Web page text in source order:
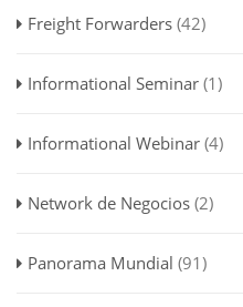
Freight Forwarders (42)
Informational Seminar (1)
Informational Webinar (4)
Network de Negocios (2)
Panorama Mundial (91)